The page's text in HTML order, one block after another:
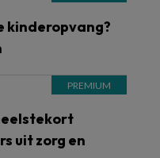
kinderopvang?
uit zorg en